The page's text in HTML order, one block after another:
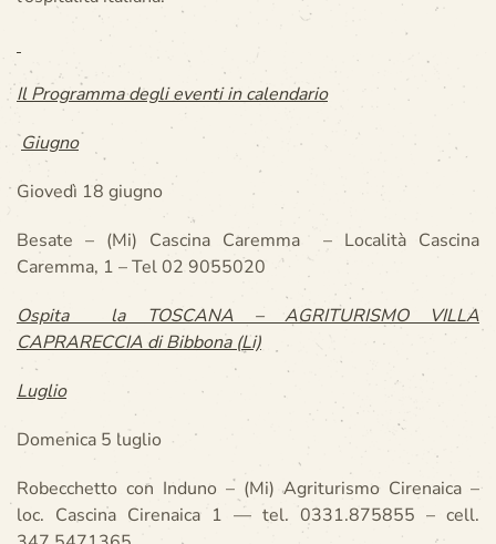
Il Programma degli eventi in calendario
Giugno
Giovedì 18 giugno
Besate – (Mi) Cascina Caremma – Località Cascina
Caremma, 1 – Tel 02 9055020
Ospita la TOSCANA – AGRITURISMO VILLA
CAPRARECCIA di Bibbona (Li)
Luglio
Domenica 5 luglio
Robecchetto con Induno – (Mi) Agriturismo Cirenaica –
loc. Cascina Cirenaica 1 –– tel. 0331.875855 – cell.